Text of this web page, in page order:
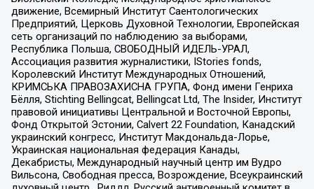
движение, Всемирный Институт Саентологических
Предприятий, Церковь Духовной Технологии, Европейская
сеть организаций по наблюдению за выборами,
Республика Польша, СВОБОДНЫЙ ИДЕЛЬ-УРАЛ,
Ассоциация развития журналистики, IStories fonds,
Королевский Институт Международных Отношений,
КРИМСЬКА ПРАВОЗАХИСНА ГРУПА, Фонд имени Генриха
Бёлля, Stichting Bellingcat, Bellingcat Ltd, The Insider, Институт
правовой инициативы Центральной и Восточной Европы,
Фонд Открытой Эстонии, Calvert 22 Foundation, Канадский
украинский конгресс, Институт Макдональда-Лорье,
Украинская национальная федерация Канады,
Декабристы, Международный научный центр им Вудро
Вильсона, Свободная пресса, Возрождение, Всеукраинский